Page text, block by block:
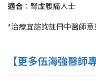
適合 ：腎虛腰痛人士
*治療宜諮詢註冊中醫師意
【更多伍海強醫師